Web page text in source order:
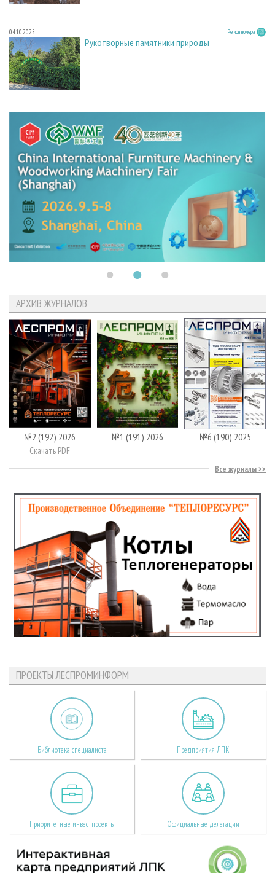
04.10.2025 Регион номера
Рукотворные памятники природы
АРХИВ ЖУРНАЛОВ
№2 (192) 2026
Скачать PDF
№1 (191) 2026 №6 (190) 2025
Все журналы
ПРОЕКТЫ ЛЕСПРОМИНФОРМ
Библиотека специалиста Предприятия ЛПК
Приоритетные инвестпроекты Официальные делегации